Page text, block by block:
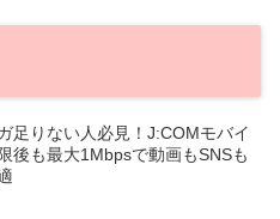
足りない人必見！J:COMモバイ
後も最大1Mbpsで動画もSNSも